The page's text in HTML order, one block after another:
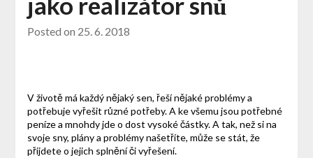
Posted on 25. 6. 2018
V životě má každý nějaký sen, řeší nějaké problémy a
potřebuje vyřešit různé potřeby. A ke všemu jsou potřebné
peníze a mnohdy jde o dost vysoké částky. A tak, než si na
svoje sny, plány a problémy našetříte, může se stát, že
přijdete o jejich splnění či vyřešení.